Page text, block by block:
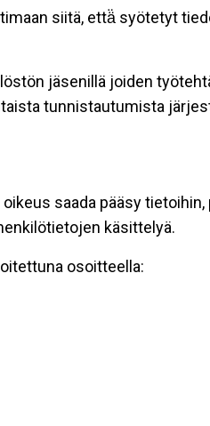
siitä, että̈ syötetyt
jäsenillä joiden
tunnistautumista
saada pääsy
käsittelyä.
osoitteella: